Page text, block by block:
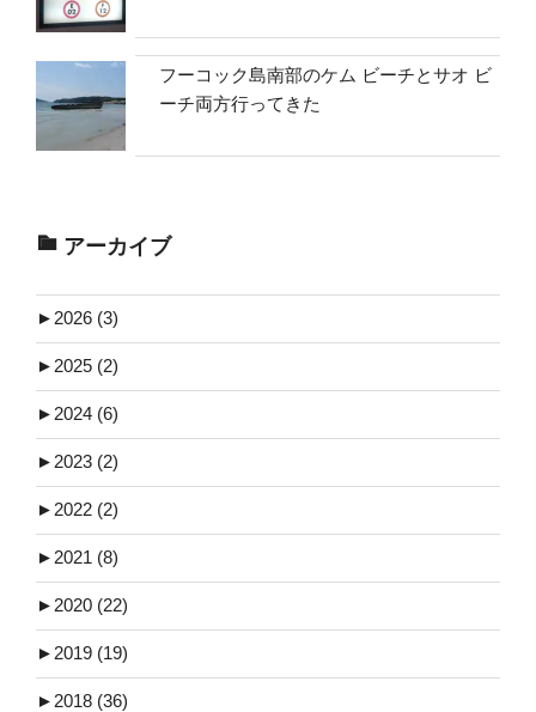
フーコック島南部のケム ビーチとサオ ビ
ーチ両方行ってきた
アーカイブ
► 2026 (3)
► 2025 (2)
► 2024 (6)
► 2023 (2)
► 2022 (2)
► 2021 (8)
► 2020 (22)
► 2019 (19)
► 2018 (36)